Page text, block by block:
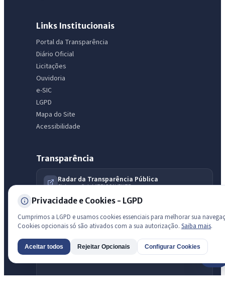
Links Institucionais
Portal da Transparência
Diário Oficial
Licitações
Ouvidoria
e-SIC
LGPD
Mapa do Site
Acessibilidade
Transparência
Radar da Transparência Pública
Sistema oficial ATRICON/PNTP
Índice de transparência
Privacidade e Cookies - LGPD
Cumprimos a LGPD e usamos cookies essenciais para melhorar sua
Cookies opcionais só são ativados com a sua autorização. Saiba mais.
Aceitar todos Rejeitar Opcionais Configurar Cookies
Olá. Pergunte sobre serviços, notícias, legislação, Diário Oficial,
licitações, estrutura ou transparência do município.
Licitações abertas